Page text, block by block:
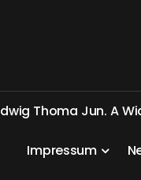
dwig Thoma Jun. AWi
Impressum N